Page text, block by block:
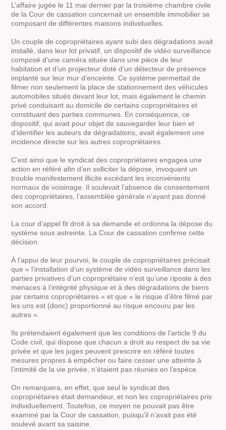
L’affaire jugée le 11 mai dernier par la troisième chambre civile
de la Cour de cassation concernait un ensemble immobilier se
composant de différentes maisons individuelles.
Un couple de copropriétaires ayant subi des dégradations avait
installé, dans leur lot privatif, un dispositif de vidéo surveillance
composé d’une caméra située dans une pièce de leur
habitation et d’un projecteur doté d’un détecteur de présence
implanté sur leur mur d’enceinte. Ce système permettait de
filmer non seulement la place de stationnement des véhicules
automobiles situés devant leur lot, mais également le chemin
privé conduisant au domicile de certains copropriétaires et
constituant des parties communes. En conséquence, ce
dispositif, qui avait pour objet de sauvegarder leur bien et
d’identifier les auteurs de dégradations, avait également une
incidence directe sur les autres copropriétaires.
C’est ainsi que le syndicat des copropriétaires engagea une
action en référé afin d’en solliciter la dépose, invoquant un
trouble manifestement illicite excédant les inconvénients
normaux de voisinage. Il soulevait l’absence de consentement
des copropriétaires, l’assemblée générale n’ayant pas donné
son accord.
La cour d’appel fit droit à sa demande et ordonna la dépose du
système sous astreinte. La Cour de cassation confirme cette
décision.
À l’appui de leur pourvoi, le couple de copropriétaires précisait
que« l’installation d’un système de vidéo surveillance dans les
parties privatives d’un copropriétaire n’est qu’une riposte à des
menaces à l’intégrité physique et à des dégradations de biens
par certains copropriétaires » et que« le risque d’être filmé par
les uns est (donc) proportionné au risque encouru par les
autres »
Ils prétendaient également que les conditions de l’article 9 du
Code civil, qui dispose que chacun a droit au respect de sa vie
privée et que les juges peuvent prescrire en référé toutes
mesures propres à empêcher ou faire cesser une atteinte à
l’intimité de la vie privée, n’étaient pas réunies en l’espèce.
On remarquera, en effet, que seul le syndicat des
copropriétaires était demandeur, et non les copropriétaires pris
individuellement. Toutefois, ce moyen ne pouvait pas être
examiné par la Cour de cassation, puisqu’il n’avait pas été
soulevé avant sa saisine.